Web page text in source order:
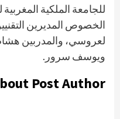
للجامعة الملكية
الخصوص المديرين
لعروسي، والمدربين
ويوسف سرور.
Post Author